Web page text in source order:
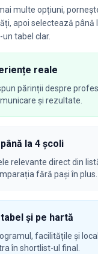
multe opțiuni,
apoi selectează până
tabel clar.
reale
părinții despre
și rezultate.
la 4 școli
relevante direct din
fără pași în plus.
și pe hartă
facilitățile și
în shortlist-ul final.